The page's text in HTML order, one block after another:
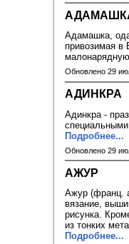
Адамашка,
привозимая в
Обновлено 29
АДИНКРА
Адинкра -
Подробнее...
Обновлено 29
АЖУР
Ажур (франц.
вязание,
рисунка.
из тонких
Подробнее...